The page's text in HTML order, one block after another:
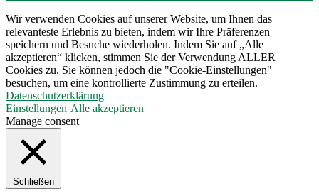
Wir verwenden Cookies auf unserer Website, um Ihnen das
relevanteste Erlebnis zu bieten, indem wir Ihre Präferenzen
speichern und Besuche wiederholen. Indem Sie auf „Alle
akzeptieren“ klicken, stimmen Sie der Verwendung ALLER
Cookies zu. Sie können jedoch die "Cookie-Einstellungen"
besuchen, um eine kontrollierte Zustimmung zu erteilen.
Datenschutzerklärung
Einstellungen Alle akzeptieren
Manage consent
Schließen